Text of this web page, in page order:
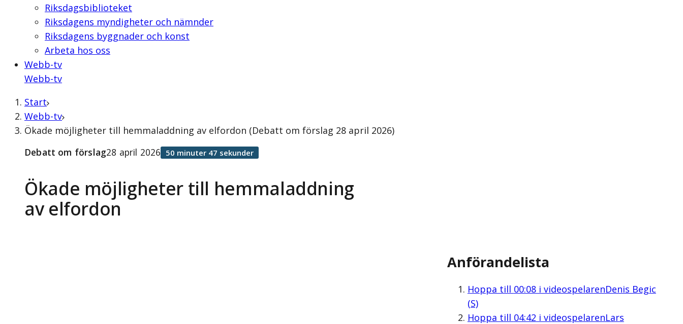
Riksdagsbiblioteket
Riksdagens myndigheter och nämnder
Riksdagens byggnader och konst
Arbeta hos oss
Webb-tv
Webb-tv
Start
Webb-tv
Ökade möjligheter till hemmaladdning av elfordon (Debatt om förslag 28 april 2026)
Ökade möjligheter till hemmaladdning
av elfordon
Debatt om förslag28 april 2026 50 minuter 47 sekunder
Anförandelista
Hoppa till 00:08i videospelarenDenis Begic
(S)
Hoppa till 04:42 i videospelarenLars